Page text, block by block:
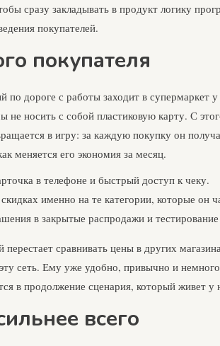
сразу закладывать в продукт логику
покупателей.
покупателя
по дороге с работы заходит в супермаркет
не носить с собой пластиковую карту. С
в игру: за каждую покупку он
меняется его экономия за месяц.
в телефоне и быстрый доступ к чеку.
именно на те категории, которые он
в закрытые распродажи и тестирование
перестает сравнивать цены в других
сеть. Ему уже удобно, привычно и
в продолжение сценария, который живет у
всего